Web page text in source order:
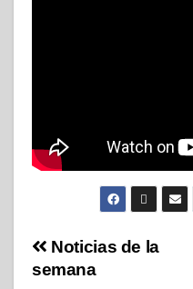
Noticias de la
semana